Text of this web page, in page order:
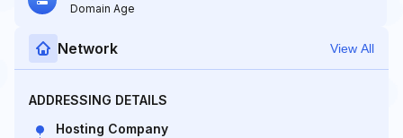
Domain Age
Network View All
ADDRESSING DETAILS
Hosting Company